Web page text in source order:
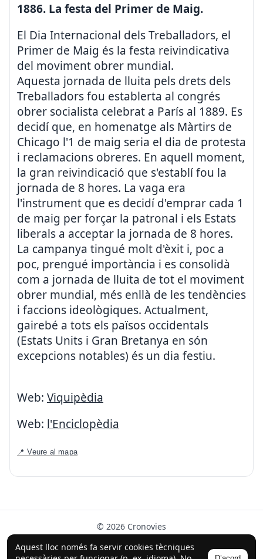
Aquest lloc només fa servir cookies tècniques
1886. La festa del Primer de Maig.
El Dia Internacional dels Treballadors, el
Primer de Maig és la festa reivindicativa
del moviment obrer mundial.
Aquesta jornada de lluita pels drets dels
Treballadors fou establerta al congrés
obrer socialista celebrat a París al 1889. Es
decidí que, en homenatge als Màrtirs de
Chicago l'1 de maig seria el dia de protesta
i reclamacions obreres. En aquell moment,
la gran reivindicació que s'establí fou la
jornada de 8 hores. La vaga era
l'instrument que es decidí d'emprar cada 1
de maig per forçar la patronal i els Estats
liberals a acceptar la jornada de 8 hores.
La campanya tingué molt d'èxit i, poc a
poc, prengué importància i es consolidà
com a jornada de lluita de tot el moviment
obrer mundial, més enllà de les tendències
i faccions ideològiques. Actualment,
gairebé a tots els països occidentals
(Estats Units i Gran Bretanya en són
excepcions notables) és un dia festiu.
Web: Viquipèdia
Web: l'Enciclopèdia
📍 Veure al mapa
© 2026 Cronovies
Història als carrers · Desenvolupat amb l’ajuda de la IA
(ChatGPT).